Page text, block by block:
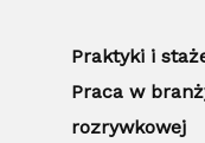
Praktyki i
Praca w
rozrywkowej